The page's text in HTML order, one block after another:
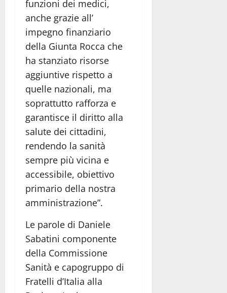
funzioni dei medici,
anche grazie all’
impegno finanziario
della Giunta Rocca che
ha stanziato risorse
aggiuntive rispetto a
quelle nazionali, ma
soprattutto rafforza e
garantisce il diritto alla
salute dei cittadini,
rendendo la sanità
sempre più vicina e
accessibile, obiettivo
primario della nostra
amministrazione”.
Le parole di Daniele
Sabatini componente
della Commissione
Sanità e capogruppo di
Fratelli d’Italia alla